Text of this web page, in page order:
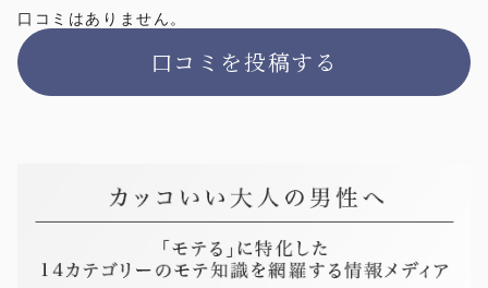
口コミはありません。
口コミを投稿する